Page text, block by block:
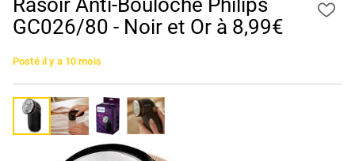
Rasoir Anti-Bouloche Philips
GC026/80 - Noir et Or à 8,99€
Posté il y a 10 mois